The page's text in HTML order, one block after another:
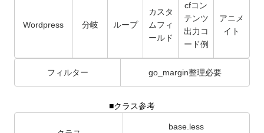
Wordpress 分岐 ループ
カスタ
ムフィ
ールド
cfコン
テンツ
出力コ
ード例
アニメ
イト
フィルター go_margin整理必要
■クラス参考
base.less